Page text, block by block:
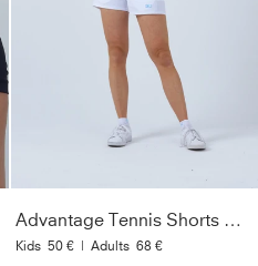
Advantage Tennis Shorts mit Ballhalter, weiß
Kids 50 € | Adults 68 €